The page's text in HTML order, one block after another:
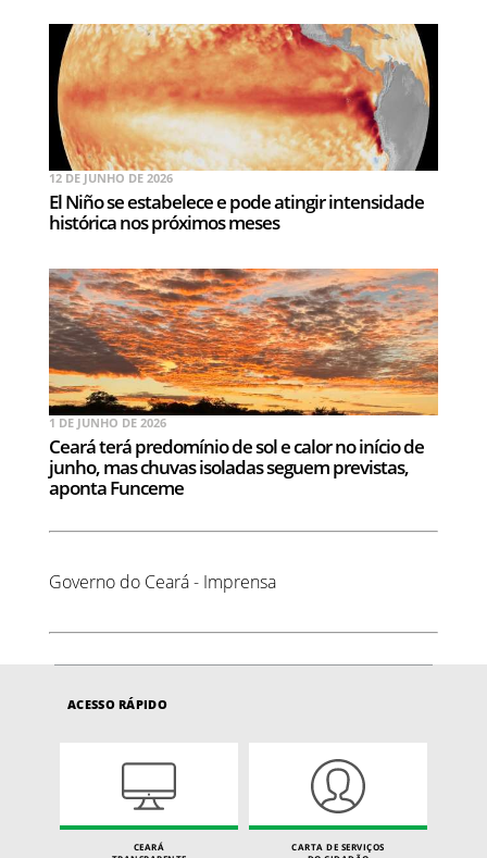
12 DE JUNHO DE 2026
El Niño se estabelece e pode atingir intensidade
histórica nos próximos meses
1 DE JUNHO DE 2026
Ceará terá predomínio de sol e calor no início de
junho, mas chuvas isoladas seguem previstas,
aponta Funceme
Governo do Ceará - Imprensa
ACESSO RÁPIDO
CEARÁ
CARTA DE SERVIÇOS